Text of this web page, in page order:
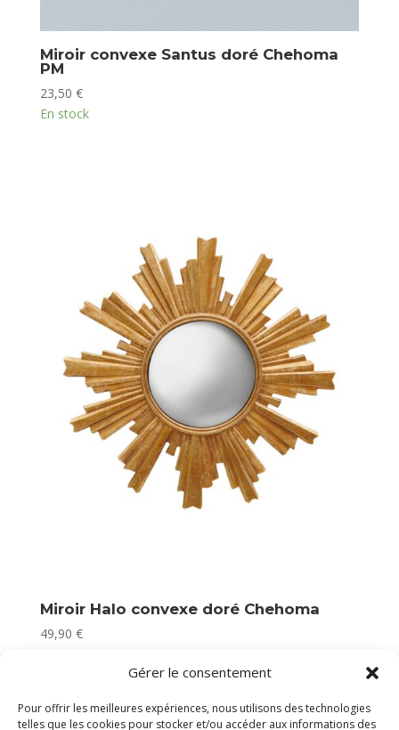
Gérer le consentement
Pour offrir les meilleures expériences, nous utilisons des technologies
telles que les cookies pour stocker et/ou accéder aux informations des
Miroir convexe Santus doré Chehoma
PM
23,50 €
En stock
Miroir Halo convexe doré Chehoma
49,90 €